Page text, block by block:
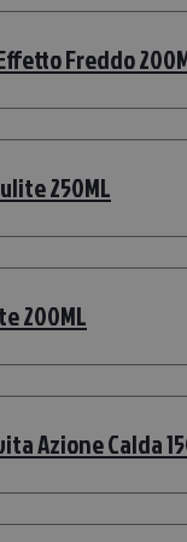
Freddo
250ML
200ML
Azione Calda